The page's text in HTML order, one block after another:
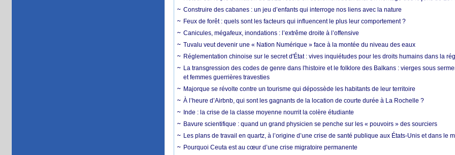
Construire des cabanes : un jeu d’enfants qui interroge nos liens avec la nature
Feux de forêt : quels sont les facteurs qui influencent le plus leur comportement ?
Canicules, mégafeux, inondations : l’extrême droite à l’offensive
Tuvalu veut devenir une « Nation Numérique » face à la montée du niveau des eaux
Réglementation chinoise sur le secret d'État : vives inquiétudes pour les droits humains dans la
La transgression des codes de genre dans l'histoire et le folklore des Balkans : vierges sous
et femmes guerrières travesties
Majorque se révolte contre un tourisme qui dépossède les habitants de leur territoire
À l’heure d’Airbnb, qui sont les gagnants de la location de courte durée à La Rochelle ?
Inde : la crise de la classe moyenne nourrit la colère étudiante
Bavure scientifique : quand un grand physicien se penche sur les « pouvoirs » des sourciers
Les plans de travail en quartz, à l’origine d’une crise de santé publique aux États-Unis et dans le
Pourquoi Ceuta est au cœur d’une crise migratoire permanente